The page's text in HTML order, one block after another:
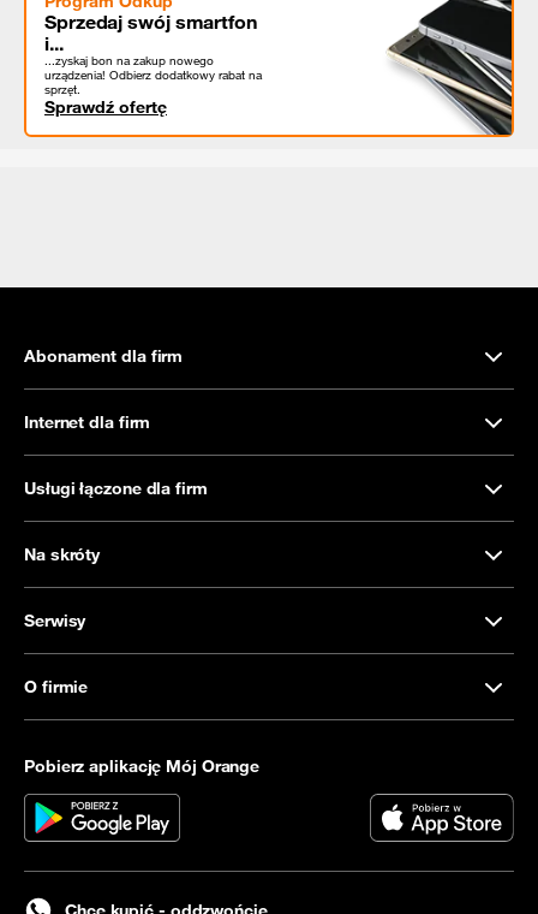
Sprzedaj swój smartfon
i...
...zyskaj bon na zakup nowego
urządzenia! Odbierz dodatkowy rabat na
sprzęt.
Sprawdź ofertę
Abonament dla firm
Internet dla firm
Usługi łączone dla firm
Na skróty
Serwisy
O firmie
Pobierz aplikację Mój Orange